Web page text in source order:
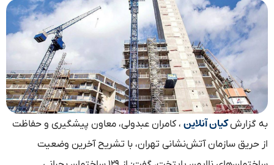
به گزارشکیان آنلاین ، کامران عبدولی، معاون پیشگیری و حفاظت
از حریق سازمان آتش‌نشانی تهران، با تشریح آخرین وضعیت